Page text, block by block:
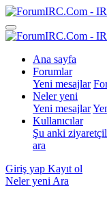
Ana sayfa
Forumlar
Yeni mesajlar
Neler yeni
Yeni mesajlar
Kullanıcılar
Şu anki
ara
Giriş yap Kayıt ol
Neler yeni Ara